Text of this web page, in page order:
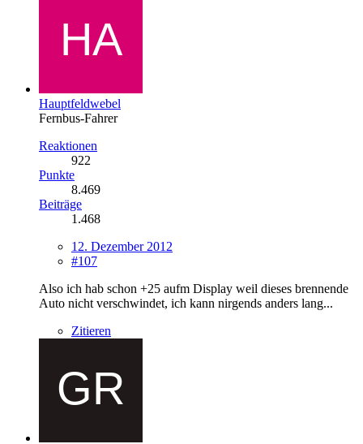
Hauptfeldwebel
Fernbus-Fahrer
Reaktionen
922
Punkte
8.469
Beiträge
1.468
12. Dezember 2012
#107
Also ich hab schon +25 aufm Display weil dieses brennende
Auto nicht verschwindet, ich kann nirgends anders lang...
Zitieren